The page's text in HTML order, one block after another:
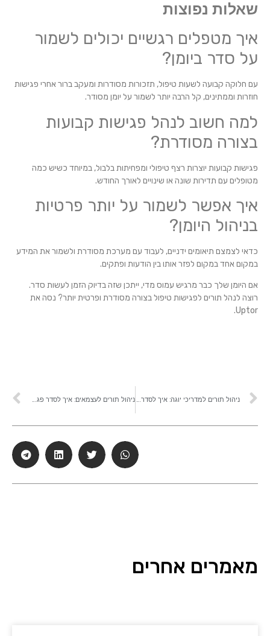
שאלות נפוצות
איך מטפלים רגשיים יכולים לשמור
על סדר ביומן?
עם חלוקה קבועה לשעות טיפול, תזכורות מסודרות ומעקב ברור אחרי פגישות
חוזרות וממתינים, קל הרבה יותר לשמור על יומן מסודר.
למה חשוב לנהל פגישות קבועות
בצורה מסודרת?
פגישות קבועות יוצרות רצף טיפולי ומפחיתות בלבול, במיוחד כשיש כמה
מטופלים עם תדירות שונה או שינויים לאורך החודש.
איך אפשר לשמור על יותר פרטיות
בניהול היומן?
כדאי לצמצם תיאומים ידניים, לעבוד עם מערכת מסודרת ולשמור את המידע
במקום אחד במקום לפזר אותו בין הודעות ופתקים.
אם היומן שלך כבר מרגיש עמוס מדי, ייתכן שזה בדיוק הזמן לעשות סדר.
רוצה לנהל תורים לפגישות טיפול בצורה מסודרת ופרטית יותר? נסה את
Uptor.
ניהול תורים למדריכי יוגה: איך לסדר שיעורים קבועים, מנויים ושיעורים בודדים בלי בלגן ניהול תורים לעצמאים: איך לסדר פגישות, להפחית ביטולים ולשמור על יומן מסודר
מאמרים אחרים